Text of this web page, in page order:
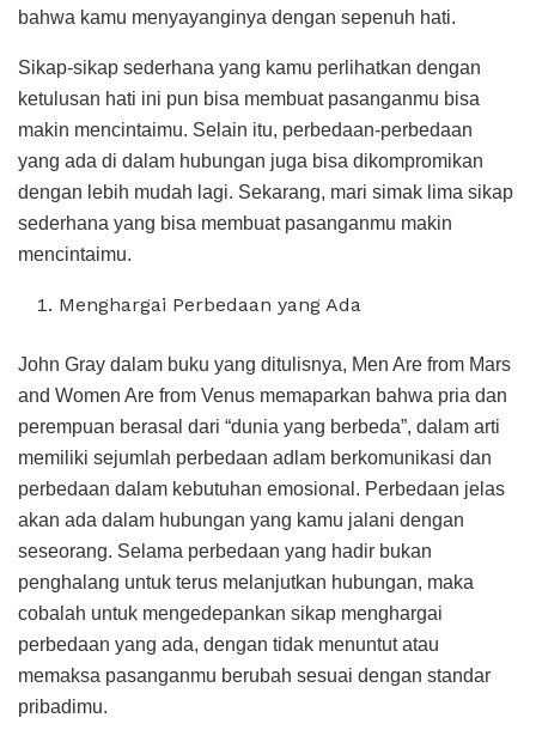
bahwa kamu menyayanginya dengan sepenuh hati.
Sikap-sikap sederhana yang kamu perlihatkan dengan
ketulusan hati ini pun bisa membuat pasanganmu bisa
makin mencintaimu. Selain itu, perbedaan-perbedaan
yang ada di dalam hubungan juga bisa dikompromikan
dengan lebih mudah lagi. Sekarang, mari simak lima sikap
sederhana yang bisa membuat pasanganmu makin
mencintaimu.
Menghargai Perbedaan yang Ada
John Gray dalam buku yang ditulisnya, Men Are from Mars
and Women Are from Venus memaparkan bahwa pria dan
perempuan berasal dari “dunia yang berbeda”, dalam arti
memiliki sejumlah perbedaan adlam berkomunikasi dan
perbedaan dalam kebutuhan emosional. Perbedaan jelas
akan ada dalam hubungan yang kamu jalani dengan
seseorang. Selama perbedaan yang hadir bukan
penghalang untuk terus melanjutkan hubungan, maka
cobalah untuk mengedepankan sikap menghargai
perbedaan yang ada, dengan tidak menuntut atau
memaksa pasanganmu berubah sesuai dengan standar
pribadimu.